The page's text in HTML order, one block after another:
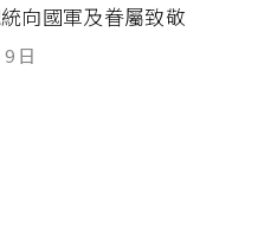
向國軍及眷屬致敬
日